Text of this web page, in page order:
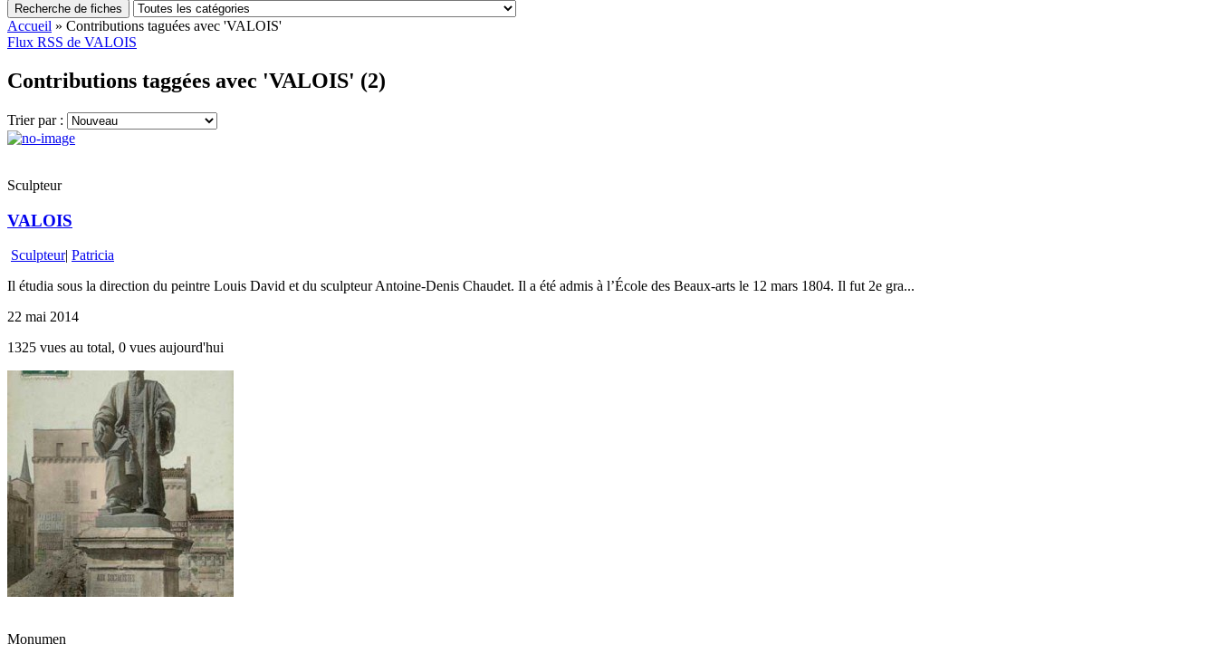
Recherche de fiches
Accueil » Contributions taguées avec 'VALOIS'
Flux RSS de VALOIS
Contributions taggées avec 'VALOIS' (2)
Trier par :
Sculpteur
VALOIS
Sculpteur| Patricia
Il étudia sous la direction du peintre Louis David et du sculpteur Antoine-Denis Chaudet. Il a été admis à l’École des Beaux-arts le 12 mars 1804. Il fut 2e gra...
22 mai 2014
1325 vues au total, 0 vues aujourd'hui
Monumen